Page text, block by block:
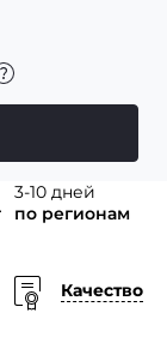
3-10 дней
по регионам
Качество